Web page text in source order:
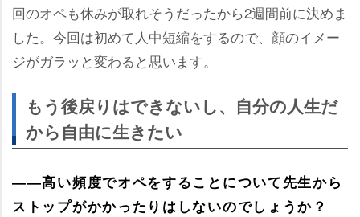
回のオペも休みが取れそうだったから2週間前に決めま
した。今回は初めて人中短縮をするので、顔のイメー
ジがガラッと変わると思います。
もう後戻りはできないし、自分の人生だ
から自由に生きたい
――高い頻度でオペをすることについて先生から
ストップがかかったりはしないのでしょうか？